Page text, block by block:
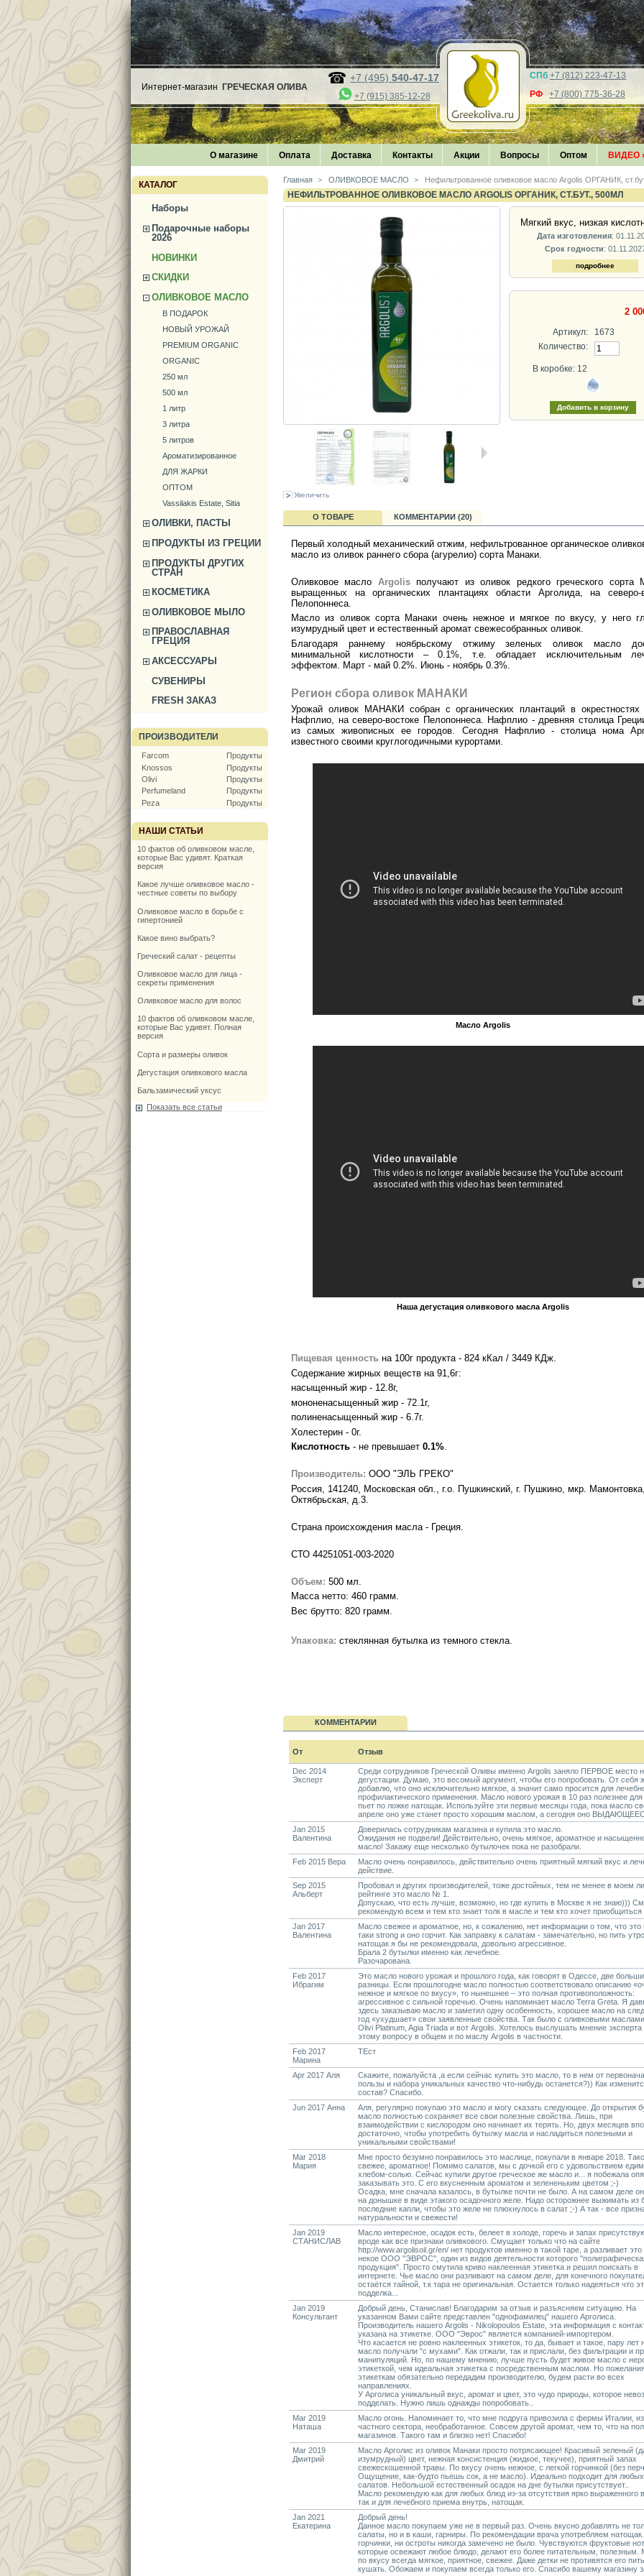
Интернет-магазин ГРЕЧЕСКАЯ ОЛИВА
+7 (495) 540-47-17
+7 (915) 385-12-28
СПб +7 (812) 223-47-13
РФ +7 (800) 775-36-28
О магазине Оплата Доставка Контакты Акции Вопросы Оптом ВИДЕО
КАТАЛОГ
Наборы
Подарочные наборы
2026
НОВИНКИ
СКИДКИ
ОЛИВКОВОЕ МАСЛО
В ПОДАРОК
НОВЫЙ УРОЖАЙ
PREMIUM ORGANIC
ORGANIC
250 мл
500 мл
1 литр
3 литра
5 литров
Ароматизированное
ДЛЯ ЖАРКИ
ОПТОМ
Vassilakis Estate, Sitia
ОЛИВКИ, ПАСТЫ
ПРОДУКТЫ ИЗ ГРЕЦИИ
ПРОДУКТЫ ДРУГИХ
СТРАН
КОСМЕТИКА
ОЛИВКОВОЕ МЫЛО
ПРАВОСЛАВНАЯ
ГРЕЦИЯ
АКСЕССУАРЫ
СУВЕНИРЫ
FRESH ЗАКАЗ
ПРОИЗВОДИТЕЛИ
Farcom
Продукты
Knossos
Продукты
Olivi
Продукты
Perfumeland
Продукты
Peza
Продукты
НАШИ СТАТЬИ
10 фактов об оливковом масле,
которые Вас удивят. Краткая
версия
Какое лучше оливковое масло -
честные советы по выбору
Оливковое масло в борьбе с
гипертонией
Какое вино выбрать?
Греческий салат - рецепты
Оливковое масло для лица -
секреты применения
Оливковое масло для волос
10 фактов об оливковом масле,
которые Вас удивят. Полная
версия
Сорта и размеры оливок
Дегустация оливкового масла
Бальзамический уксус
Показать все статьи
Главная > ОЛИВКОВОЕ МАСЛО > Нефильтрованное оливковое масло Argolis ОРГАНИК,
НЕФИЛЬТРОВАННОЕ ОЛИВКОВОЕ МАСЛО ARGOLIS ОРГАНИК, СТ.БУТ., 500МЛ
Увеличить
Мягкий вкус, низкая
Дата изготовления:
Срок годности:
подробнее
2
Артикул:
1673
Количество:
В коробке: 12
О ТОВАРЕ КОММЕНТАРИИ (20)
Первый холодный механический отжим, нефильтрованное органическое
масло из оливок раннего сбора (агурелио) сорта Манаки.
Оливковое масло Argolisполучают из оливок редкого греческого сорта
выращенных на органических плантациях области Арголида, на северо-
Пелопоннеса.
Масло из оливок сорта Манаки очень нежное и мягкое по вкусу, у него
изумрудный цвет и естественный аромат свежесобранных оливок.
Благодаря раннему ноябрьскому отжиму зеленых оливок масло
минимальной кислотности – 0.1%, т.е. обладает исключительным
эффектом. Март - май 0.2%. Июнь - ноябрь 0.3%.
Регион сбора оливок МАНАКИ
Урожай оливок МАНАКИ собран с органических плантаций в окрестностях
Нафплио, на северо-востоке Пелопоннеса. Нафплио - древняя столица
из самых живописных ее городов. Сегодня Нафплио - столица нома
известного своими круглогодичными курортами.
Масло Argolis
Наша дегустация оливкового масла Argolis
Пищевая ценность на 100г продукта - 824 кКал / 3449 КДж.
Содержание жирных веществ на 91,6г:
насыщенный жир - 12.8г,
мононенасыщенный жир - 72.1г,
полиненасыщенный жир - 6.7г.
Холестерин - 0г.
Кислотность - не превышает 0.1%.
Производитель: ООО "ЭЛЬ ГРЕКО"
Россия, 141240, Московская обл., г.о. Пушкинский, г. Пушкино, мкр.
Октябрьская, д.3
Страна происхождения масла - Греция.
СТО 44251051-003-2020
Объем: 500 мл.
Масса нетто: 460 грамм.
Вес брутто: 820 грамм.
Упаковка: стеклянная бутылка из темного стекла.
КОММЕНТАРИИ
От Отзыв
Dec 2014
Эксперт
Среди сотрудников Греческой Оливы именно Argolis заняло ПЕРВОЕ место
дегустации. Думаю, это весомый аргумент, чтобы его попробовать. От себя
добавлю, что оно исключительно мягкое, а значит само просится для
профилактического применения. Масло нового урожая в 10 раз полезнее для
пьет по ложке натощак. Используйте эти первые месяцы года, пока масло
апреле оно уже станет просто хорошим маслом, а сегодня оно
Jan 2015
Валентина
Доверилась сотрудникам магазина и купила это масло.
Ожидания не подвели! Действительно, очень мягкое, ароматное и
масло! Закажу еще несколько бутылочек пока не разобрали.
Feb 2015 Вера
Масло очень понравилось, действительно очень приятный мягкий вкус и
действие.
Sep 2015
Альберт
Пробовал и других производителей, тоже достойных, тем не менее в моем
рейтинге это масло № 1.
Допускаю, что есть лучше, возможно, но где купить в Москве я не знаю)))
рекомендую всем и тем кто знает толк в масле и тем кто хочет приобщиться
Jan 2017
Валентина
Масло свежее и ароматное, но, к сожалению, нет информации о том, что это
таки strong и оно горчит. Как заправку к салатам - замечательно, но пить
натощак я бы не рекомендовала, довольно агрессивное.
Брала 2 бутылки именно как лечебное.
Разочарована.
Feb 2017
Ибрагим
Это масло нового урожая и прошлого года, как говорят в Одессе, две
разницы. Если прошлогодне масло полностью соответствовало описанию
нежное и мягкое по вкусу», то нынешнее – это полная противоположность:
агрессивное с сильной горечью. Очень напоминает масло Terra Greta. Я
здесь заказываю масло и заметил одну особенность, хорошее масло на
год «ухудшает» свои заявленные свойства. Так было с оливковыми
Olivi Platinum, Agia Triada и вот Argolis. Хотелось выслушать мнение эксперта
этому вопросу в общем и по маслу Argolis в частности.
Feb 2017
Марина
ТЕст
Apr 2017 Аля
Скажите, пожалуйста ,а если сейчас купить это масло, то в нем от
пользы и набора уникальных качество что-нибудь останется?)) Как
состав? Спасибо.
Jun 2017 Анна
Аля, регулярно покупаю это масло и могу сказать следующее. До открытия
масло полностью сохраняет все свои полезные свойства. Лишь, при
взаимодействии с кислородом оно начинает их терять. Но, двух месяцев
достаточно, чтобы употребить бутылку масла и насладиться полезными и
уникальными свойствами!
Mar 2018
Мария
Мне просто безумно понравилось это маслице, покупали в январе 2018.
свежее, ароматное! Помимо салатов, мы с дочкой его с удовольствием
хлебом-солью. Сейчас купили другое греческое же масло и... я побежала
заказывать это. С его вкусненным ароматом и зелененьким цветом ;-)
Осадка, мне сначала казалось, в бутылке почти не было. А на самом деле
на донышке в виде этакого осадочного желе. Надо осторожнее выжимать из
последние капли, чтобы это желе не плюхнулось в салат ;-) А так - все
натуральности и свежести!
Jan 2019
СТАНИСЛАВ
Масло интересное, осадок есть, белеет в холоде, горечь и запах
вроде как все признаки оливкового. Смущает только что на сайте
http://www.argolisoil.gr/en/ нет продуктов именно в такой таре, а разливает
некое ООО "ЭВРОС", один из видов деятельности которого
продукция". Просто смутила криво наклеенная этикетка и решил поискать в
интернете. Чье масло они разливают на самом деле, для конечного
остаётся тайной, т.к тара не оригинальная. Остается только надеяться что
подделка...
Jan 2019
Консультант
Добрый день, Станислав! Благодарим за отзыв и разъясняем ситуацию. На
указанном Вами сайте представлен "однофамилец" нашего Арголиса.
Производитель нашего Argolis - Nikolopoulos Estate, эта информация с
указана на этикетке. ООО "Эврос" является компанией-импортером.
Что касается не ровно наклеенных этикеток, то да, бывает и такое, пару лет
масло получали "с мухами". Как отжали, так и прислали, без фильтрации и
манипуляций. Но, по нашему мнению, лучше пусть будет живое масло с
этикеткой, чем идеальная этикетка с посредственным маслом. Но
этикеткам обязательно передадим производителю, будем расти во всех
направлениях.
У Арголиса уникальный вкус, аромат и цвет, это чудо природы, которое
подделать. Нужно лишь однажды попробовать..
Mar 2019
Наташа
Масло огонь. Напоминает то, что мне подруга привозила с фермы Италии, из
частного сектора, необработанное. Совсем другой аромат, чем то, что на
магазинов. Такого там и близко нет! Спасибо!
Mar 2019
Дмитрий
Масло Арголис из оливок Манаки просто потрясающее! Красивый зеленый
изумрудный) цвет, нежная консистенция (жидкое, текучее), приятный запах
свежескошенной травы. По вкусу очень нежное, с легкой горчинкой (без
Ощущение, как-будто пьешь сок, а не масло). Идеально подходит для любых
салатов. Небольшой естественный осадок на дне бутылки присутствует..
Масло рекомендую как для любых блюд из-за отсутствия ярко выраженного
так и для лечебного приема внутрь, натощак.
Jan 2021
Екатерина
Добрый день!
Данное масло покупаем уже не в первый раз. Очень вкусно добавлять не
салаты, но и в каши, гарниры. По рекомендации врача употребляем
горчинки, ни остроты никогда замечено не было. Чувствуются фруктовые
которые освежают любое блюдо, делают его более питательным, полезным.
по вкусу всегда мягкое, приятное, свежее. Даже детки не противятся его
кушать. Обожаем и покупаем всегда только его. Спасибо вашему магазину